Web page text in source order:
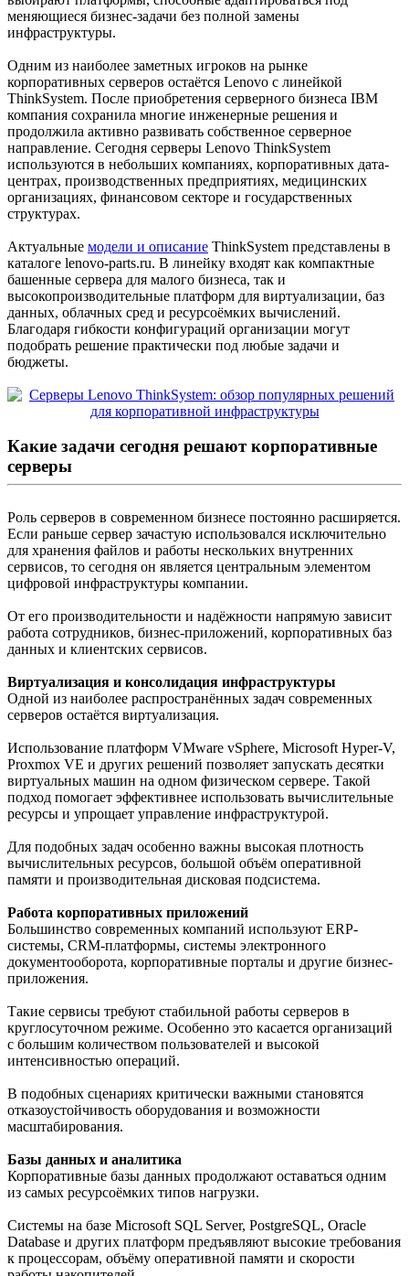
меняющиеся бизнес-задачи без полной замены
инфраструктуры.
Одним из наиболее заметных игроков на рынке
корпоративных серверов остаётся Lenovo с линейкой
ThinkSystem. После приобретения серверного бизнеса IBM
компания сохранила многие инженерные решения и
продолжила активно развивать собственное серверное
направление. Сегодня серверы Lenovo ThinkSystem
используются в небольших компаниях, корпоративных дата-
центрах, производственных предприятиях, медицинских
организациях, финансовом секторе и государственных
структурах.
Актуальные модели и описание ThinkSystem представлены в
каталоге lenovo-parts.ru. В линейку входят как компактные
башенные сервера для малого бизнеса, так и
высокопроизводительные платформ для виртуализации, баз
данных, облачных сред и ресурсоёмких вычислений.
Благодаря гибкости конфигураций организации могут
подобрать решение практически под любые задачи и
бюджеты.
Какие задачи сегодня решают корпоративные
серверы
Роль серверов в современном бизнесе постоянно расширяется.
Если раньше сервер зачастую использовался исключительно
для хранения файлов и работы нескольких внутренних
сервисов, то сегодня он является центральным элементом
цифровой инфраструктуры компании.
От его производительности и надёжности напрямую зависит
работа сотрудников, бизнес-приложений, корпоративных баз
данных и клиентских сервисов.
Виртуализация и консолидация инфраструктуры
Одной из наиболее распространённых задач современных
серверов остаётся виртуализация.
Использование платформ VMware vSphere, Microsoft Hyper-V,
Proxmox VE и других решений позволяет запускать десятки
виртуальных машин на одном физическом сервере. Такой
подход помогает эффективнее использовать вычислительные
ресурсы и упрощает управление инфраструктурой.
Для подобных задач особенно важны высокая плотность
вычислительных ресурсов, большой объём оперативной
памяти и производительная дисковая подсистема.
Работа корпоративных приложений
Большинство современных компаний используют ERP-
системы, CRM-платформы, системы электронного
документооборота, корпоративные порталы и другие бизнес-
приложения.
Такие сервисы требуют стабильной работы серверов в
круглосуточном режиме. Особенно это касается организаций
с большим количеством пользователей и высокой
интенсивностью операций.
В подобных сценариях критически важными становятся
отказоустойчивость оборудования и возможности
масштабирования.
Базы данных и аналитика
Корпоративные базы данных продолжают оставаться одним
из самых ресурсоёмких типов нагрузки.
Системы на базе Microsoft SQL Server, PostgreSQL, Oracle
Database и других платформ предъявляют высокие требования
к процессорам, объёму оперативной памяти и скорости